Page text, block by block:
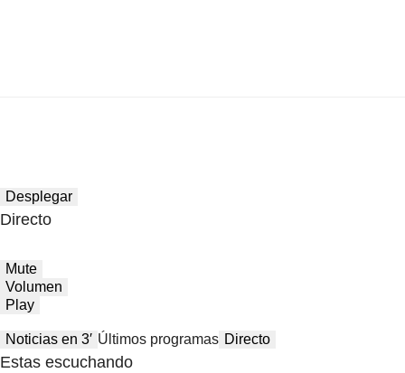
Desplegar
Directo
Mute
Volumen
Play
Noticias en 3′ Últimos programas Directo
Estas escuchando